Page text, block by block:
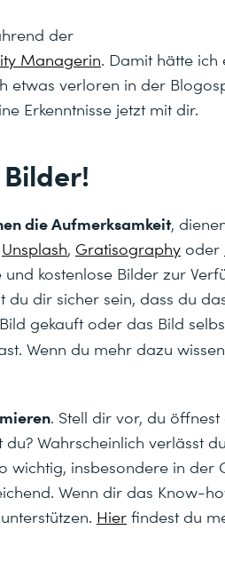
der
Managerin. Damit hätte ich
etwas verloren in der
Erkenntnisse jetzt mit dir.
die Aufmerksamkeit,
Unsplash, Gratisography oder
kostenlose Bilder zur
du dir sicher sein, dass du
gekauft oder das Bild
Wenn du mehr dazu
. Stell dir vor, du öffnest
Wahrscheinlich verlässt
wichtig, insbesondere in der
Wenn dir das Know-
Hier findest du